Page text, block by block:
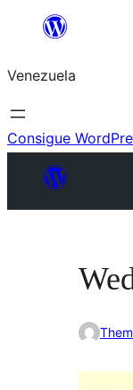
Saltar
contenido
Venezuela
Consigue